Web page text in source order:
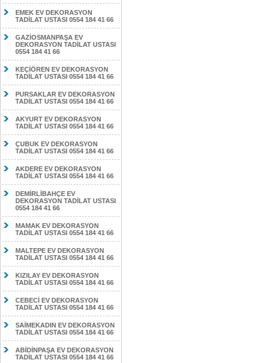
EMEK EV DEKORASYON
TADİLAT USTASI 0554 184 41 66
GAZİOSMANPAŞA EV
DEKORASYON TADİLAT USTASI
0554 184 41 66
KEÇİÖREN EV DEKORASYON
TADİLAT USTASI 0554 184 41 66
PURSAKLAR EV DEKORASYON
TADİLAT USTASI 0554 184 41 66
AKYURT EV DEKORASYON
TADİLAT USTASI 0554 184 41 66
ÇUBUK EV DEKORASYON
TADİLAT USTASI 0554 184 41 66
AKDERE EV DEKORASYON
TADİLAT USTASI 0554 184 41 66
DEMİRLİBAHÇE EV
DEKORASYON TADİLAT USTASI
0554 184 41 66
MAMAK EV DEKORASYON
TADİLAT USTASI 0554 184 41 66
MALTEPE EV DEKORASYON
TADİLAT USTASI 0554 184 41 66
KIZILAY EV DEKORASYON
TADİLAT USTASI 0554 184 41 66
CEBECİ EV DEKORASYON
TADİLAT USTASI 0554 184 41 66
SAİMEKADIN EV DEKORASYON
TADİLAT USTASI 0554 184 41 66
ABİDİNPAŞA EV DEKORASYON
TADİLAT USTASI 0554 184 41 66